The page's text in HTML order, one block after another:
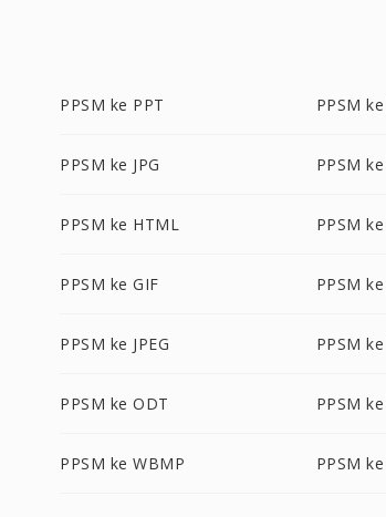
PPSM ke PPT PPSM
PPSM ke JPG PPSM
PPSM ke HTML PPSM
PPSM ke GIF PPSM
PPSM ke JPEG PPSM
PPSM ke ODT PPSM
PPSM ke WBMP PPSM